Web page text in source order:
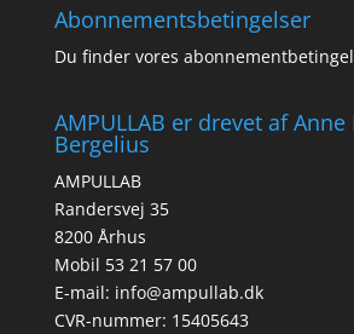
Abonnementsbetingelser
Du finder vores
AMPULLAB er drevet af
Bergelius
AMPULLAB
Randersvej 35
8200 Århus
Mobil 53 21 57 00
E-mail: info@ampullab.dk
CVR-nummer: 15405643